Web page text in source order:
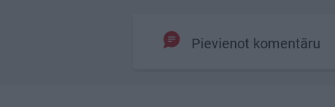
Pievienot komentāru